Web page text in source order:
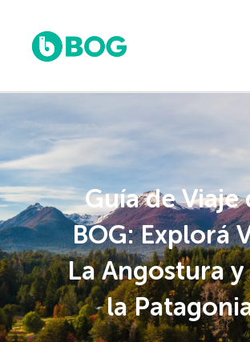
Guía de Viaje
BOG: Explorá
La Angostura y
la